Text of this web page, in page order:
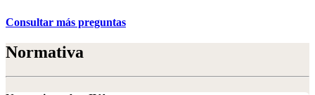
Consultar más preguntas
Normativa